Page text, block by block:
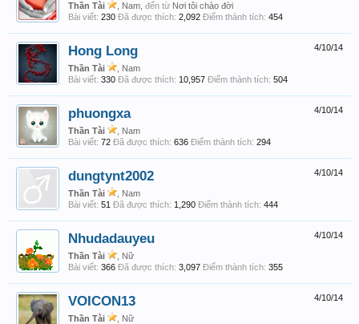
Thần Tài , Nam, đến từ Nơi tôi chào đời
Bài viết: 230 Đã được thích: 2,092 Điểm thành tích: 454
4/10/14
Hong Long
Thần Tài
, Nam
Bài viết: 330 Đã được thích: 10,957 Điểm thành tích: 504
4/10/14
phuongxa
Thần Tài
, Nam
Bài viết: 72 Đã được thích: 636 Điểm thành tích: 294
4/10/14
dungtynt2002
Thần Tài
, Nam
Bài viết: 51 Đã được thích: 1,290 Điểm thành tích: 444
4/10/14
Nhudadauyeu
Thần Tài
, Nữ
Bài viết: 366 Đã được thích: 3,097 Điểm thành tích: 355
4/10/14
VOICON13
Thần Tài
, Nữ